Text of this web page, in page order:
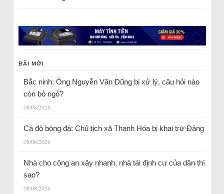
BÀI MỚI
Bắc ninh: Ông Nguyễn Văn Dũng bị xử lý, câu hỏi nào
còn bỏ ngỏ?
08/08/2026
Cá độ bóng đá: Chủ tịch xã Thanh Hóa bị khai trừ Đảng
08/08/2026
Nhà cho công an xây nhanh, nhà tái định cư của dân thì
sao?
08/08/2026